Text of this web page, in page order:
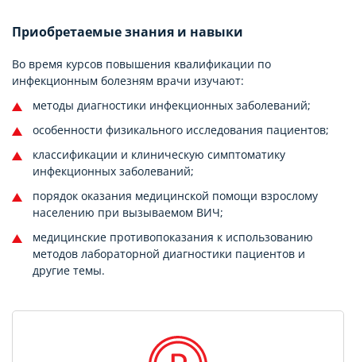
Приобретаемые знания и навыки
Во время курсов повышения квалификации по
инфекционным болезням врачи изучают:
методы диагностики инфекционных заболеваний;
особенности физикального исследования пациентов;
классификации и клиническую симптоматику
инфекционных заболеваний;
порядок оказания медицинской помощи взрослому
населению при вызываемом ВИЧ;
медицинские противопоказания к использованию
методов лабораторной диагностики пациентов и
другие темы.